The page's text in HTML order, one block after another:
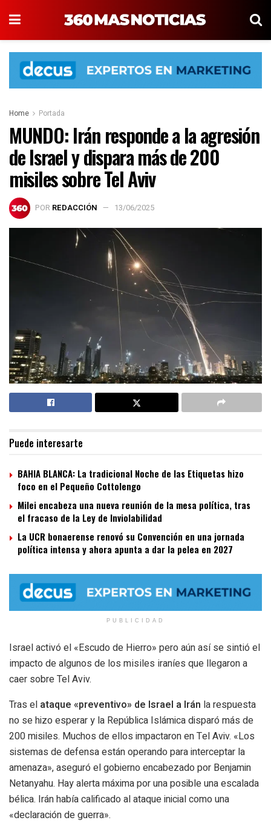
Home Portada
MUNDO: Irán responde a la agresión
de Israel y dispara más de 200
misiles sobre Tel Aviv
POR REDACCIÓN 13/06/2025
Puede interesarte
BAHIA BLANCA: La tradicional Noche de las Etiquetas hizo
foco en el Pequeño Cottolengo
Milei encabeza una nueva reunión de la mesa política, tras
el fracaso de la Ley de Inviolabilidad
La UCR bonaerense renovó su Convención en una jornada
política intensa y ahora apunta a dar la pelea en 2027
PUBLICIDAD
Israel activó el «Escudo de Hierro» pero aún así se sintió el
impacto de algunos de los misiles iraníes que llegaron a
caer sobre Tel Aviv.
Tras el ataque «preventivo» de Israel a Irán la respuesta
no se hizo esperar y la República Islámica disparó más de
200 misiles. Muchos de ellos impactaron en Tel Aviv. «Los
sistemas de defensa están operando para interceptar la
amenaza», aseguró el gobierno encabezado por Benjamin
Netanyahu. Hay alerta máxima por una posible una escalada
bélica. Irán había calificado al ataque inicial como una
«declaración de guerra».